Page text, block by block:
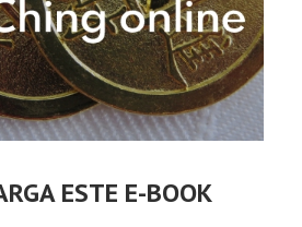
ESTE E-BOOK